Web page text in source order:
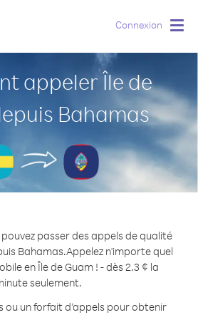
Connexion
appeler Île de
Bahamas
passer des appels de qualité
Bahamas.Appelez n'importe quel
en Île de Guam ! - dès 2.3 ¢ la
seulement.
ou un forfait d’appels pour obtenir